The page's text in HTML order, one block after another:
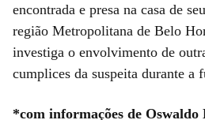
encontrada e presa na casa de
região Metropolitana de Belo
investiga o envolvimento de
cumplices da suspeita durante a
*com informações de Oswaldo